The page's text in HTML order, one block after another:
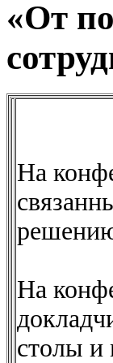
«От
На
На
столы и